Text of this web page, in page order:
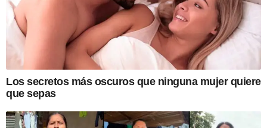
Los secretos más oscuros que ninguna mujer quiere
que sepas